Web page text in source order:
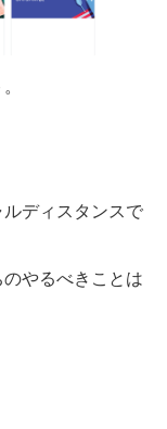
ディスタンスで
やるべきことは